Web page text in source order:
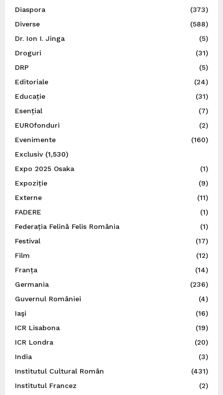
Diaspora
(373)
Diverse
(588)
Dr. Ion I. Jinga
(5)
Droguri
(31)
DRP
(5)
Editoriale
(24)
Educație
(31)
Esențial
(7)
EUROfonduri
(2)
Evenimente
(160)
Exclusiv(1,530)
Expo 2025 Osaka
(1)
Expoziție
(9)
Externe
(11)
FADERE
(1)
Federația Felină Felis România
(1)
Festival
(17)
Film
(12)
Franța
(14)
Germania
(236)
Guvernul României
(4)
Iaşi
(16)
ICR Lisabona
(19)
ICR Londra
(20)
India
(3)
Institutul Cultural Român
(431)
Institutul Francez
(2)